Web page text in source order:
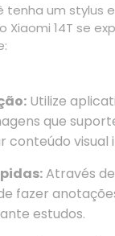
tenha um stylus
Xiaomi 14T se
Utilize
que
conteúdo visual
Através
fazer
estudos.